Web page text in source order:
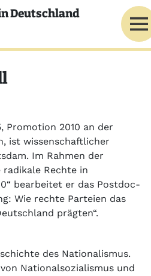
Deutschland
Promotion 2010 an der
ist wissenschaftlicher
Im Rahmen der
radikale Rechte in
bearbeitet er das Postdoc-
Wie rechte Parteien das
prägten“.
des Nationalismus.
Nationalsozialismus und